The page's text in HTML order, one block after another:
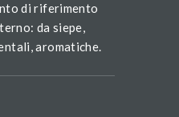
di riferimento
da siepe,
aromatiche.